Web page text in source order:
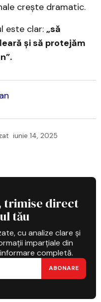
crește dramatic.
este clar: „să
și să protejăm
iunie 14, 2025
trimise direct
tău
cu analize clare și
imparțiale din
completă.
ABONARE